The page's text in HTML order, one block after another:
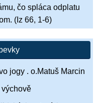
čo spláca odplatu
(Iz 66, 1-6)
jogy . o.Matuš Marcin